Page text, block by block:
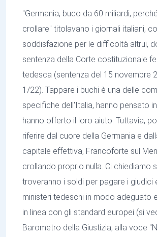
"Germania, buco da 60 miliardi,
crollare" titolavano i giornali italiani,
soddisfazione per le difficoltà altrui,
sentenza della Corte costituzionale
tedesca (sentenza del 15 novembre
1/22). Tappare i buchi è una delle
specifiche dell'Italia, hanno pensato
hanno offerto il loro aiuto. Tuttavia,
riferire dal cuore della Germania e
capitale effettiva, Francoforte sul
crollando proprio nulla. Ci chiediamo
troveranno i soldi per pagare i giudici
ministeri tedeschi in modo adeguato
in linea con gli standard europei (si
Barometro della Giustizia, alla voce